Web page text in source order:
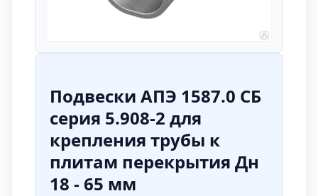
Подвески АПЭ 1587.0 СБ
серия 5.908-2 для
крепления трубы к
плитам перекрытия Дн
18 - 65 мм